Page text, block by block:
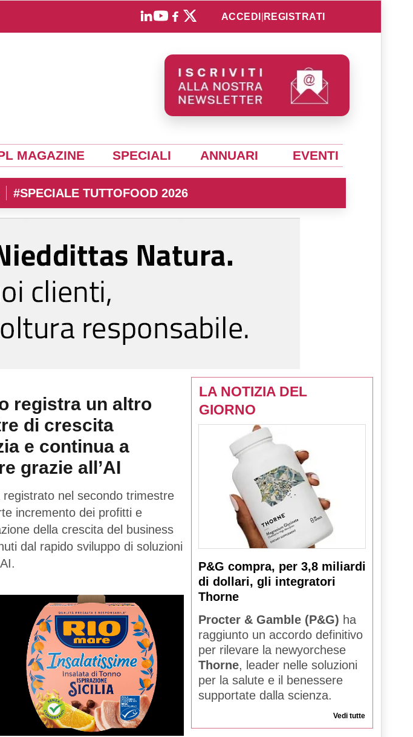
ACCEDI REGISTRATI
MAGAZINE SPECIALI ANNUARI EVENTI
#SPECIALE TUTTOFOOD 2026
registra un altro
di crescita
e continua a
grazie all’AI
registrato nel secondo trimestre
incremento dei profitti e
della crescita del business
dal rapido sviluppo di soluzioni
LA NOTIZIA DEL
GIORNO
P&G compra, per 3,8 miliardi
di dollari, gli integratori
Thorne
Procter & Gamble (P&G) ha
raggiunto un accordo definitivo
per rilevare la newyorchese
Thorne, leader nelle soluzioni
per la salute e il benessere
supportate dalla scienza.
Vedi tutte